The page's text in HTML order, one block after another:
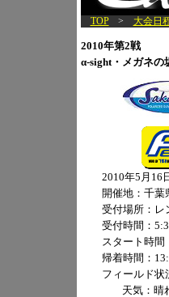
TOP > 大会日
2010年第2戦
α-sight・メガネの
2010年5月16
開催地：千葉
受付場所：レ
受付時間：
スタート時間
帰着時間：
フィールド状
天気：晴